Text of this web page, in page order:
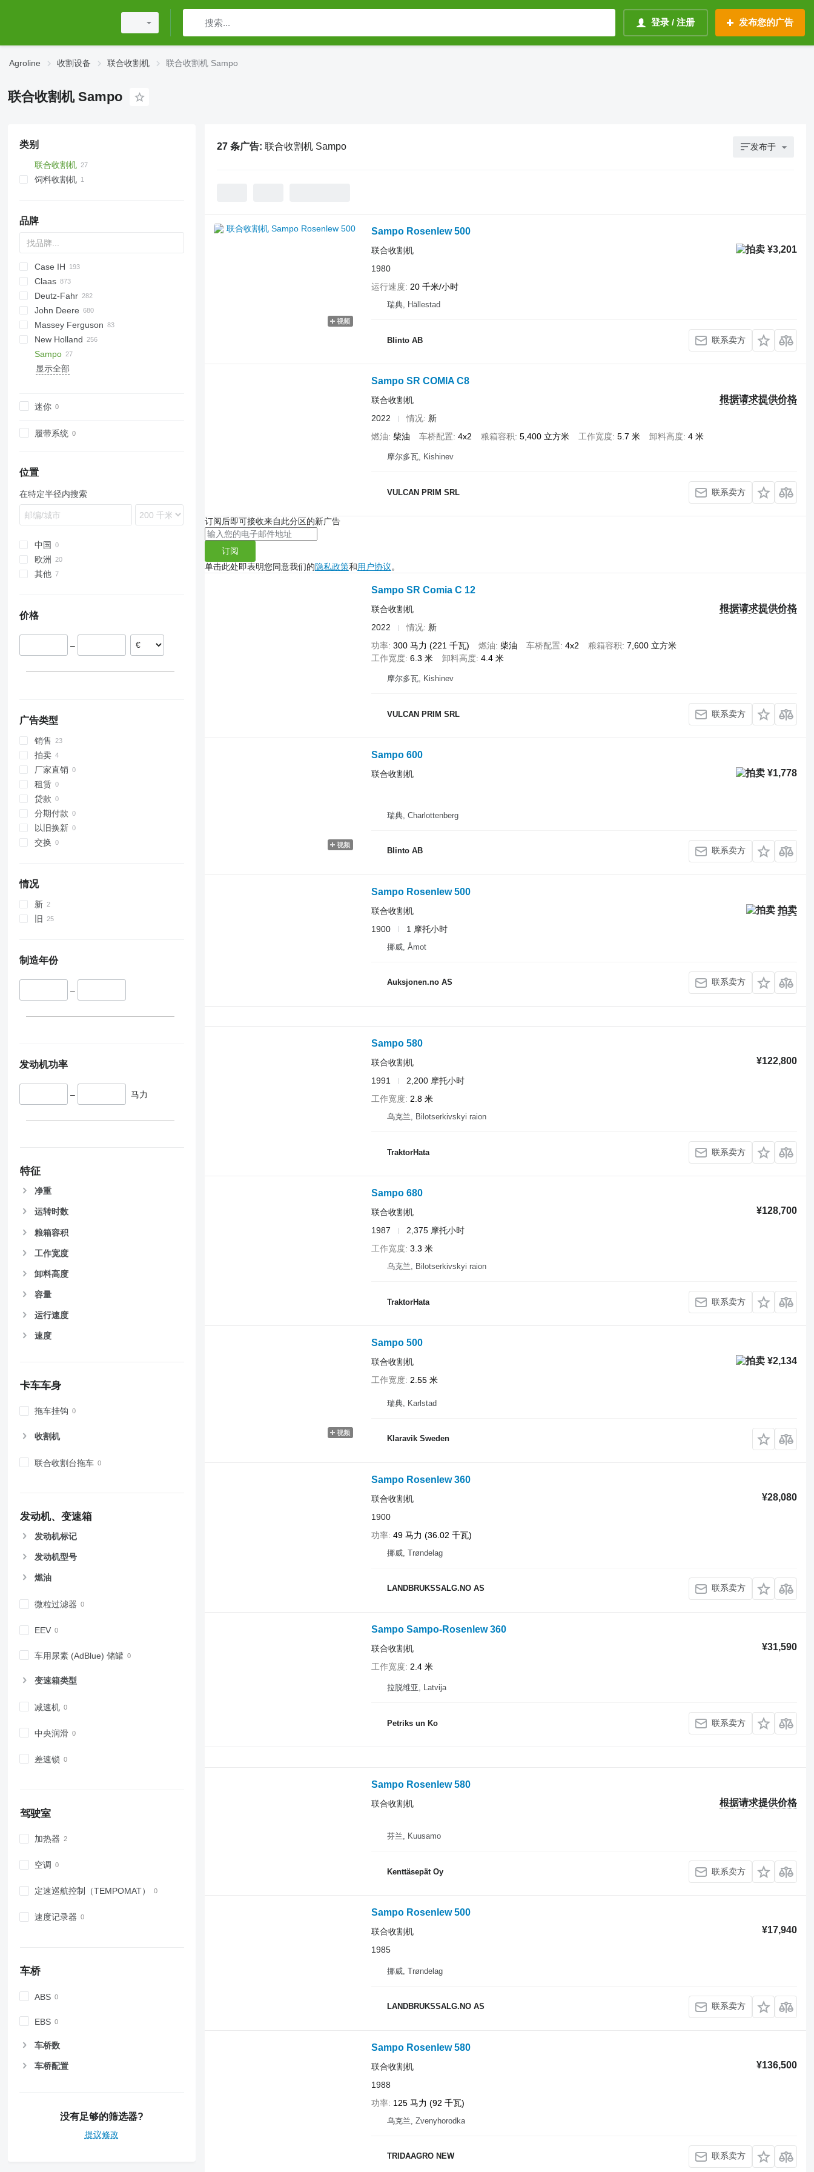
登录 / 注册 发布您的广告
Agroline 收割设备 联合收割机 联合收割机 Sampo
联合收割机 Sampo
类别
联合收割机
饲料收割机
品牌
Case IH
1680
2188
2388
5088
5130
5140
6088
7120
8230
8240
8250
9120
9230
9240
560R
740
Lexion
Claas
Avero
C-series
Commandor
Dominator
Evion
Lexion
Mercator
9100
Deutz-Fahr
M series
TopLiner
D-series
Ideal
E series
Palesse
John Deere
550
730
955
1075
1550
2264
9500
9560
9600
9610
9640
9770
9880
H-series
M-series
S-series
T-series
W-series
X-series
Big X
310
3600
3650
L-series
Massey Ferguson
34
38
40
7278
9790
Ideal
New Holland
8030
CR
FR
TL
TX
W-series
Tiger
euro-Tiger
Acros
Don
Sampo
500
2045
S-series
150
显示全部
迷你
履带系统
位置
在特定半径内搜索
中国
欧洲
丹麦
其他
价格
–
广告类型
销售
拍卖
厂家直销
租赁
贷款
分期付款
以旧换新
交换
情况
新
旧
制造年份
–
发动机功率
– 马力
特征
净重
运转时数
粮箱容积
工作宽度
卸料高度
容量
运行速度
速度
卡车车身
拖车挂钩
收割机
联合收割台拖车
发动机、变速箱
发动机标记
发动机型号
燃油
微粒过滤器
EEV
车用尿素 (AdBlue) 储罐
变速箱类型
减速机
中央润滑
差速锁
驾驶室
加热器
空调
定速巡航控制（TEMPOMAT）
速度记录器
车桥
ABS
EBS
车桥数
车桥配置
没有足够的筛选器?
提议修改
27 条广告: 联合收割机 Sampo 发布于
视频
Sampo Rosenlew 500
¥3,201
联合收割机
1980
运行速度 20 千米/小时
瑞典, Hällestad
Blinto AB 联系卖方
Sampo SR COMIA C8
根据请求提供价格
联合收割机
2022
情况 新
燃油 柴油 车桥配置 4x2 粮箱容积 5,400 立方米 工作宽度 5.7 米 卸料高度 4 米
摩尔多瓦, Kishinev
VULCAN PRIM SRL 联系卖方
订阅后即可接收来自此分区的新广告
订阅
单击此处即表明您同意我们的隐私政策和用户协议。
Sampo SR Comia C 12
根据请求提供价格
联合收割机
2022
情况 新
功率 300 马力 (221 千瓦) 燃油 柴油 车桥配置 4x2 粮箱容积 7,600 立方米
工作宽度 6.3 米 卸料高度 4.4 米
摩尔多瓦, Kishinev
VULCAN PRIM SRL 联系卖方
视频
Sampo 600
¥1,778
联合收割机
瑞典, Charlottenberg
Blinto AB 联系卖方
Sampo Rosenlew 500
拍卖
联合收割机
1900
1 摩托小时
挪威, Åmot
Auksjonen.no AS 联系卖方
Sampo 580
¥122,800
联合收割机
1991
2,200 摩托小时
工作宽度 2.8 米
乌克兰, Bilotserkivskyi raion
TraktorHata 联系卖方
Sampo 680
¥128,700
联合收割机
1987
2,375 摩托小时
工作宽度 3.3 米
乌克兰, Bilotserkivskyi raion
TraktorHata 联系卖方
视频
Sampo 500
¥2,134
联合收割机
工作宽度 2.55 米
瑞典, Karlstad
Klaravik Sweden
Sampo Rosenlew 360
¥28,080
联合收割机
1900
功率 49 马力 (36.02 千瓦)
挪威, Trøndelag
LANDBRUKSSALG.NO AS 联系卖方
Sampo Sampo-Rosenlew 360
¥31,590
联合收割机
工作宽度 2.4 米
拉脱维亚, Latvija
Petriks un Ko 联系卖方
Sampo Rosenlew 580
根据请求提供价格
联合收割机
芬兰, Kuusamo
Kenttäsepät Oy 联系卖方
Sampo Rosenlew 500
¥17,940
联合收割机
1985
挪威, Trøndelag
LANDBRUKSSALG.NO AS 联系卖方
Sampo Rosenlew 580
¥136,500
联合收割机
1988
功率 125 马力 (92 千瓦)
乌克兰, Zvenyhorodka
TRIDAAGRO NEW 联系卖方